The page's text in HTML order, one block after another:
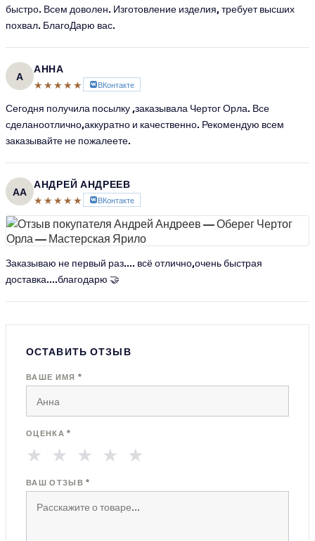
быстро. Всем доволен. Изготовление изделия, требует высших
похвал. БлагоДарю вас.
А
АННА
★★★★★
ВКонтакте
Сегодня получила посылку ,заказывала Чертог Орла. Все
сделаноотлично,аккуратно и качественно. Рекомендую всем
заказывайте не пожалеете.
АА
АНДРЕЙ АНДРЕЕВ
★★★★★
ВКонтакте
Заказываю не первый раз.... всё отлично,очень быстрая
доставка....благодарю 🤝
ОСТАВИТЬ ОТЗЫВ
ВАШЕ ИМЯ *
ОЦЕНКА *
★ ★ ★ ★ ★
ВАШ ОТЗЫВ *